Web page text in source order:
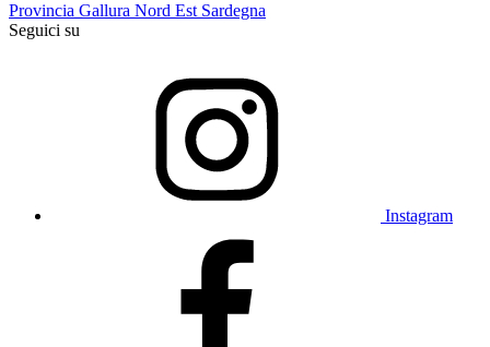
Provincia Gallura Nord Est Sardegna
Seguici su
Instagram